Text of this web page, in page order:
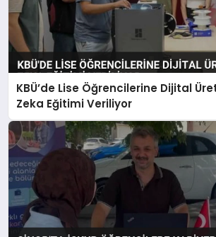
KBÜ’de Lise Öğrencilerine Dijital
Zeka Eğitimi Veriliyor